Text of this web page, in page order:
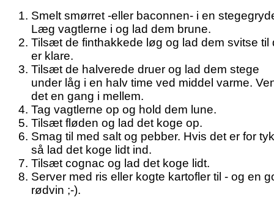
Smelt smørret -eller baconnen- i en
Læg vagtlerne i og lad dem brune.
Tilsæt de finthakkede løg og lad dem svitse til
er klare.
Tilsæt de halverede druer og lad dem stege
under låg i en halv time ved middel varme.
det en gang i mellem.
Tag vagtlerne op og hold dem lune.
Tilsæt fløden og lad det koge op.
Smag til med salt og pebber. Hvis det er for
så lad det koge lidt ind.
Tilsæt cognac og lad det koge lidt.
Server med ris eller kogte kartofler til - og en
rødvin ;-).